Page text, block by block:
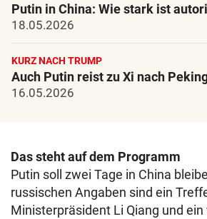
Putin in China: Wie stark ist
18.05.2026
KURZ NACH TRUMP
Auch Putin reist zu Xi nach
16.05.2026
Das steht auf dem Programm
Putin soll zwei Tage in China
russischen Angaben sind ein
Ministerpräsident Li Qiang und